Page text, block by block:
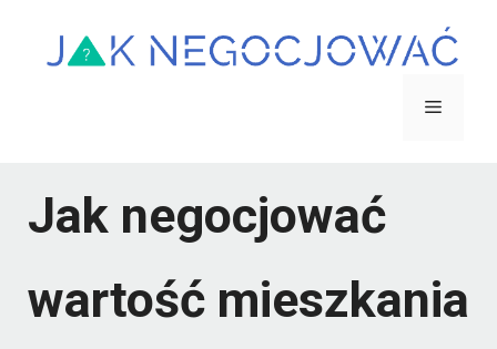
Menu
Jak negocjować
wartość mieszkania